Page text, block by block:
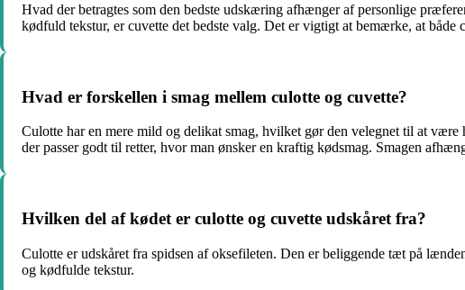
Hvad der betragtes som den bedste udskæring afhænger af personlige
kødfuld tekstur, er cuvette det bedste valg. Det er vigtigt at bemærke, at både
Hvad er forskellen i smag mellem culotte og cuvette?
Culotte har en mere mild og delikat smag, hvilket gør den velegnet til at være
der passer godt til retter, hvor man ønsker en kraftig kødsmag. Smagen
Hvilken del af kødet er culotte og cuvette udskåret fra?
Culotte er udskåret fra spidsen af oksefileten. Den er beliggende tæt på
og kødfulde tekstur.